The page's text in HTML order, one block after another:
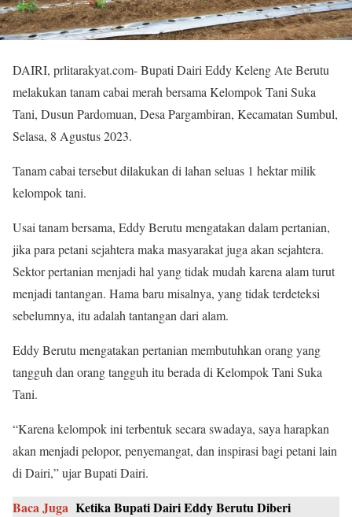
DAIRI, prlitarakyat.com- Bupati Dairi Eddy Keleng Ate Berutu
melakukan tanam cabai merah bersama Kelompok Tani Suka
Tani, Dusun Pardomuan, Desa Pargambiran, Kecamatan Sumbul,
Selasa, 8 Agustus 2023.
Tanam cabai tersebut dilakukan di lahan seluas 1 hektar milik
kelompok tani.
Usai tanam bersama, Eddy Berutu mengatakan dalam pertanian,
jika para petani sejahtera maka masyarakat juga akan sejahtera.
Sektor pertanian menjadi hal yang tidak mudah karena alam turut
menjadi tantangan. Hama baru misalnya, yang tidak terdeteksi
sebelumnya, itu adalah tantangan dari alam.
Eddy Berutu mengatakan pertanian membutuhkan orang yang
tangguh dan orang tangguh itu berada di Kelompok Tani Suka
Tani.
“Karena kelompok ini terbentuk secara swadaya, saya harapkan
akan menjadi pelopor, penyemangat, dan inspirasi bagi petani lain
di Dairi,” ujar Bupati Dairi.
Baca Juga Ketika Bupati Dairi Eddy Berutu Diberi